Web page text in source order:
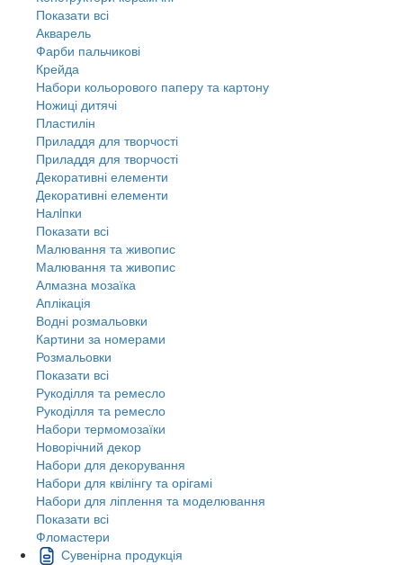
Показати всі
Акварель
Фарби пальчикові
Крейда
Набори кольорового паперу та картону
Ножиці дитячі
Пластилін
Приладдя для творчості
Приладдя для творчості
Декоративні елементи
Декоративні елементи
Налiпки
Показати всі
Малювання та живопис
Малювання та живопис
Алмазна мозаїка
Аплікація
Водні розмальовки
Картини за номерами
Розмальовки
Показати всі
Рукоділля та ремесло
Рукоділля та ремесло
Набори термомозаїки
Новорічний декор
Набори для декорування
Набори для квілінгу та орігамі
Набори для ліплення та моделювання
Показати всі
Фломастери
Сувенірна продукція